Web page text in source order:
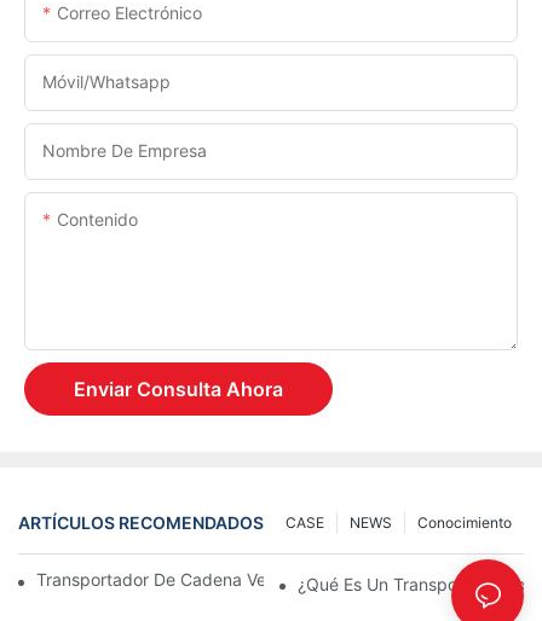
Correo Electrónico
Móvil/Whatsapp
Nombre De Empresa
Contenido
Enviar Consulta Ahora
ARTÍCULOS RECOMENDADOS Conocimiento
NEWS
CASE
Transportador De Cadena Versus Transportador De Rodillos
¿Qué Es Un Transportador